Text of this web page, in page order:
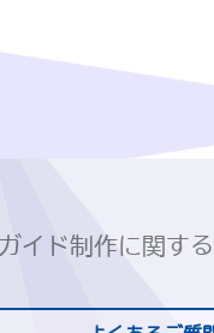
イド制作に関す